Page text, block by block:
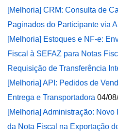
[Melhoria] CRM: Consulta de
Paginados do Participante via
[Melhoria] Estoques e NF-e:
Fiscal à SEFAZ para Notas
Requisição de Transferência
[Melhoria] API: Pedidos de
Entrega e Transportadora 04/
[Melhoria] Administração:
da Nota Fiscal na Exportação